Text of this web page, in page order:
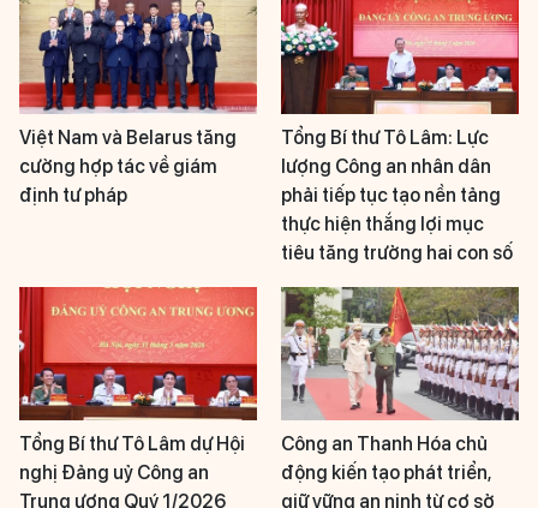
Việt Nam và Belarus tăng
cường hợp tác về giám
định tư pháp
Tổng Bí thư Tô Lâm: Lực
lượng Công an nhân dân
phải tiếp tục tạo nền tảng
thực hiện thắng lợi mục
tiêu tăng trưởng hai con số
Tổng Bí thư Tô Lâm dự Hội
nghị Đảng uỷ Công an
Trung ương Quý 1/2026
Công an Thanh Hóa chủ
động kiến tạo phát triển,
giữ vững an ninh từ cơ sở